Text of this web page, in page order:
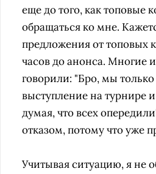
еще до того, как топовые
обращаться ко мне.
предложения от топовых
часов до анонса. Многие
говорили: "Бро, мы
выступление на турнире
думая, что всех
отказом, потому что уже
Учитывая ситуацию, я не